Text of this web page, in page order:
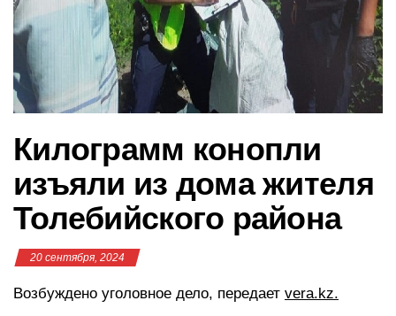
Килограмм конопли
изъяли из дома жителя
Толебийского района
20 сентября, 2024
Возбуждено уголовное дело, передает vera.kz.